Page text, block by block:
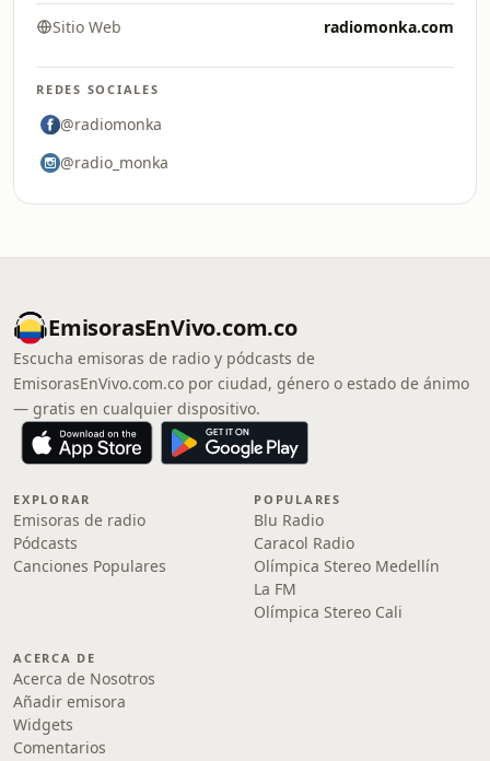
Sitio Web radiomonka.com
REDES SOCIALES
@radiomonka
@radio_monka
EmisorasEnVivo.com.co
Escucha emisoras de radio y pódcasts de
EmisorasEnVivo.com.co por ciudad, género o estado de ánimo
— gratis en cualquier dispositivo.
EXPLORAR
Emisoras de radio
Pódcasts
Canciones Populares
POPULARES
Blu Radio
Caracol Radio
Olímpica Stereo Medellín
La FM
Olímpica Stereo Cali
ACERCA DE
Acerca de Nosotros
Añadir emisora
Widgets
Comentarios